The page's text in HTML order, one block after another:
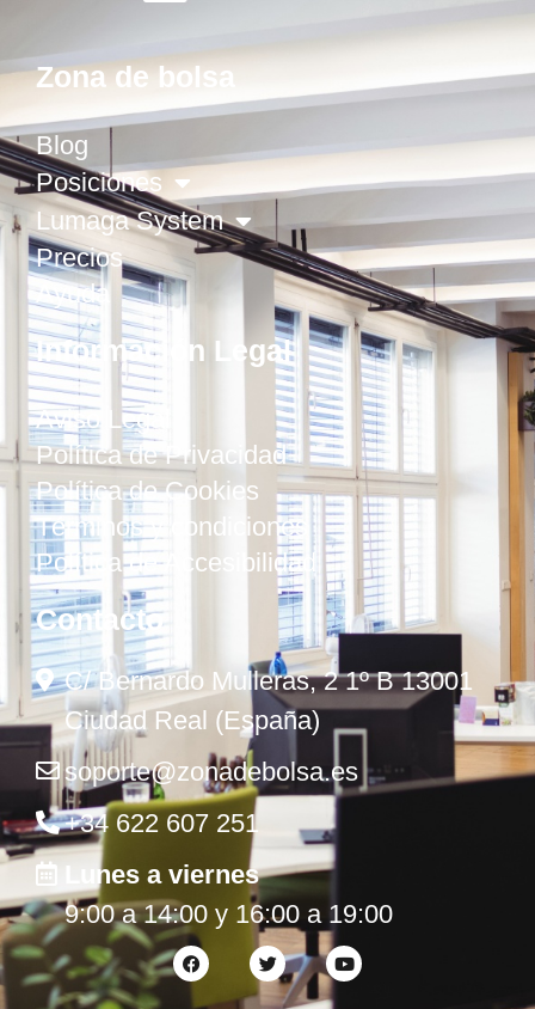
Zona de bolsa
Blog
Posiciones
Lumaga System
Precios
Ayuda
Información Legal
Aviso Legal
Política de Privacidad
Política de Cookies
Términos y condiciones
Política de Accesibilidad
Contacto
C/ Bernardo Mulleras, 2 1º B 13001
Ciudad Real (España)
soporte@zonadebolsa.es
+34 622 607 251
Lunes a viernes
9:00 a 14:00 y 16:00 a 19:00